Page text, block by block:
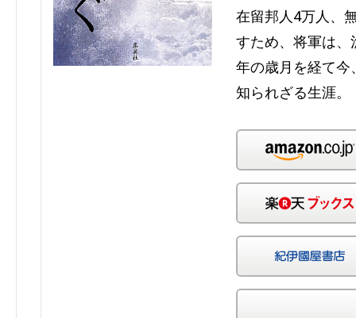
在留邦人4万人、
すため、将軍は
年の歳月を経て今
知られざる生涯。